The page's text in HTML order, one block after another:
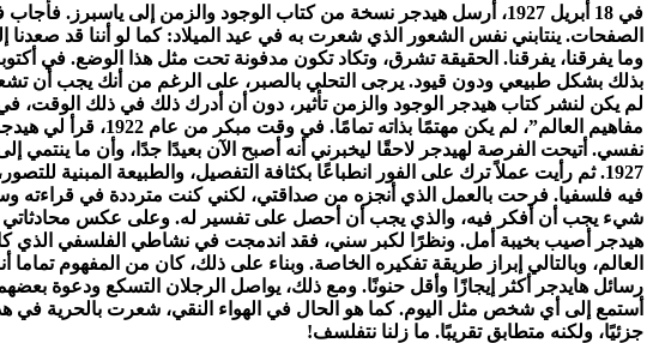
في 18 أبريل 1927، أرسل هيدجر نسخة من كتاب الوجود والزمن إلى
الصفحات. ينتابني نفس الشعور الذي شعرت به في عيد الميلاد: كما لو أننا قد
وما يفرقنا، يفرقنا. الحقيقة تشرق، وتكاد تكون مدفونة تحت مثل هذا الوضع. في
بذلك بشكل طبيعي ودون قيود. يرجى التحلي بالصبر، على الرغم من أنك يجب أن
لم يكن لنشر كتاب هيدجر الوجود والزمن تأثير، دون أن أدرك ذلك في ذلك الوقت،
مفاهيم العالم”،
نفسي. أتيحت الفرصة لهيدجر لاحقًا ليخبرني أنه أصبح الآن بعيدًا جدًا، وأن ما
1927. ثم رأيت عملاً ترك على الفور انطباعًا بكثافة التفصيل، والطبيعة المبنية
فيه فلسفيا. فرحت بالعمل الذي أنجزه من صداقتي، لكني كنت مترددة في قراءته
شيء يجب أن أفكر فيه، والذي يجب أن أحصل على تفسير له. وعلى عكس محادثاتي مع
هيدجر أصيب بخيبة أمل. ونظرًا لكبر سني، فقد اندمجت في نشاطي الفلسفي الذي
العالم، وبالتالي إبراز طريقة تفكيره الخاصة. وبناء على ذلك، كان من المفهوم
رسائل هايدجر أكثر إيجازًا وأقل حنونًا. ومع ذلك، يواصل الرجلان التسكع ودعوة
أستمع إلى أي شخص مثل اليوم. كما هو الحال في الهواء النقي، شعرت بالحرية في هذه
جزئيًا، ولكنه متطابق تقريبًا. ما زلنا نتفلسف!